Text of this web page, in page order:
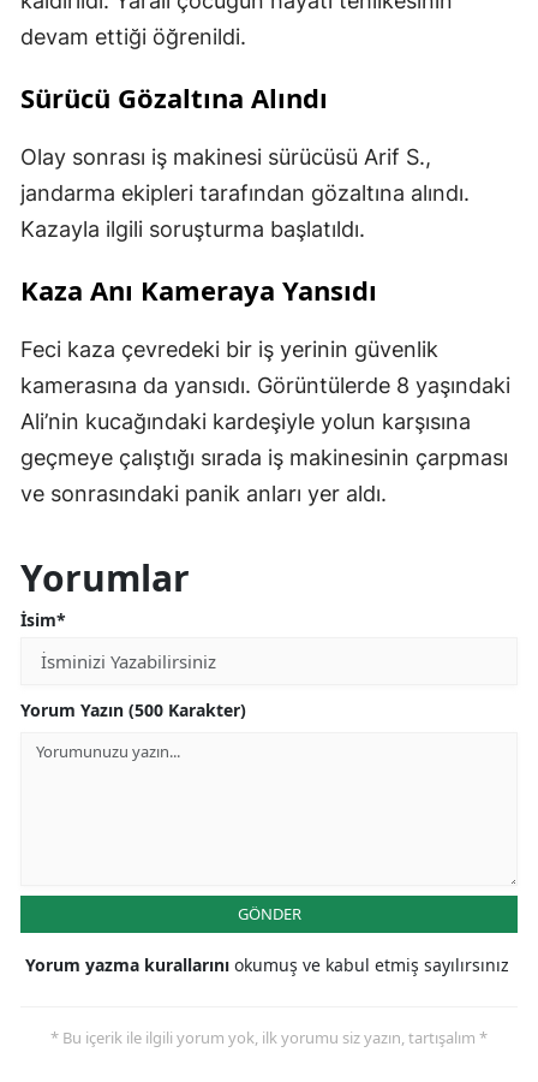
devam ettiği öğrenildi.
Sürücü Gözaltına Alındı
Olay sonrası iş makinesi sürücüsü Arif S.,
jandarma ekipleri tarafından gözaltına alındı.
Kazayla ilgili soruşturma başlatıldı.
Kaza Anı Kameraya Yansıdı
Feci kaza çevredeki bir iş yerinin güvenlik
kamerasına da yansıdı. Görüntülerde 8 yaşındaki
Ali’nin kucağındaki kardeşiyle yolun karşısına
geçmeye çalıştığı sırada iş makinesinin çarpması
ve sonrasındaki panik anları yer aldı.
Yorumlar
İsim*
Yorum Yazın (500 Karakter)
GÖNDER
Yorum yazma kurallarını okumuş ve kabul etmiş sayılırsınız
* Bu içerik ile ilgili yorum yok, ilk yorumu siz yazın, tartışalım *